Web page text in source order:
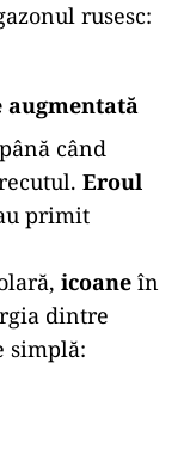
rusesc:
augmentată
până când
Eroul
primit
icoane în
dintre
simplă: